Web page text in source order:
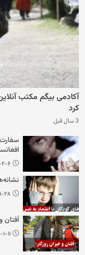
آکادمی بیگم مکتب
کرد
3 سال قبل
اُفتان